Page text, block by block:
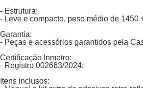
- Estrutura:
- Leve e compacto, peso médio de 1450
Garantia:
- Peças e acessórios garantidos pela
Certificação Inmetro:
- Registro 002663/2024;
Itens inclusos: